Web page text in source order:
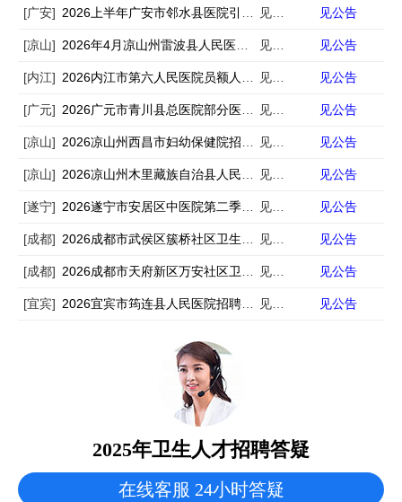
[广安] 见公告
[凉山] 2026年4月凉山州雷波县人民医院招聘专业技术人员若干人 见公告
[内江] 见公告
[广元] 2026广元市青川县总医院部分医疗卫生机构招聘编外专业技术人员10人 见公告
[凉山] 见公告
[凉山] 见公告
[遂宁] 2026遂宁市安居区中医院第二季度非在编专业技术人员招聘3人 见公告
[成都] 见公告
[成都] 见公告
[宜宾] 2026宜宾市筠连县人民医院招聘10人 见公告
2025年卫生人才招聘答疑
在线客服 24小时答疑